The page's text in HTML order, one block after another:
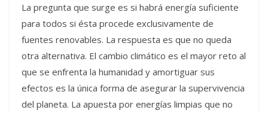
La pregunta que surge es si habrá energía suficiente
para todos si ésta procede exclusivamente de
fuentes renovables. La respuesta es que no queda
otra alternativa. El cambio climático es el mayor reto al
que se enfrenta la humanidad y amortiguar sus
efectos es la única forma de asegurar la supervivencia
del planeta. La apuesta por energías limpias que no